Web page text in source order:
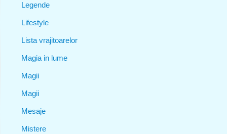
Legende
Lifestyle
Lista vrajitoarelor
Magia in lume
Magii
Magii
Mesaje
Mistere